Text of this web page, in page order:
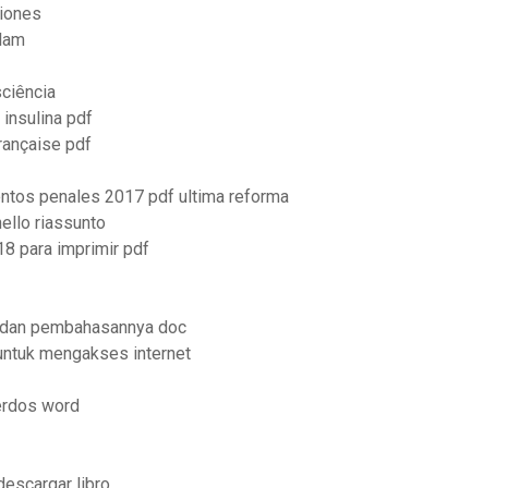
insulina pdf
pdf
penales 2017 pdf ultima reforma
riassunto
para imprimir pdf
pembahasannya doc
mengakses internet
word